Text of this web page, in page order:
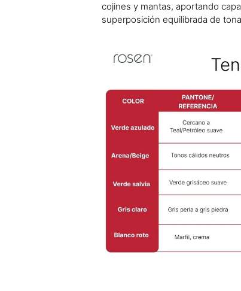
cojines y mantas, aportando
superposición equilibrada de